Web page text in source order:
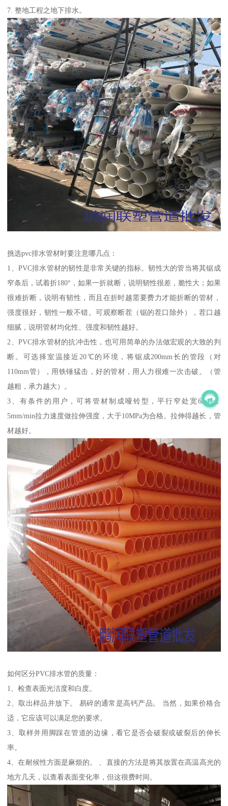
7. 整地工程之地下排水。
挑选pvc排水管材时要注意哪几点：
1、PVC排水管材的韧性是非常关键的指标。韧性大的管当将其锯成
窄条后，试着折180°，如果一折就断，说明韧性很差，脆性大；如果
很难折断，说明有韧性，而且在折时越需要费力才能折断的管材，
强度很好，韧性一般不错。可观察断茬（锯的茬口除外），茬口越
细腻，说明管材均化性、强度和韧性越好。
2、PVC排水管材的抗冲击性，也可用简单的办法做宏观的大致的判
断。可选择室温接近20℃的环境，将锯成200mm长的管段（对
110mm管），用铁锤猛击，好的管材，用人力很难一次击破。（管
越粗，承力越大）。
3、有条件的用户，可将管材制成哑铃型，平行窄处宽6mm，
5mm/min拉力速度做拉伸强度，大于10MPa为合格。拉伸得越长，管
材越好。
如何区分PVC排水管的质量：
1、检查表面光洁度和白度。
2、取出样品并放下。 易碎的通常是高钙产品。 当然，如果价格合
适，它应该可以满足您的要求。
3、取样并用脚踩在管道的边缘，看它是否会破裂或破裂后的伸长
率。
4、在耐候性方面是麻烦的。 、直接的方法是将其放置在高温高光的
地方几天，以查看表面变化率，但这很费时间。